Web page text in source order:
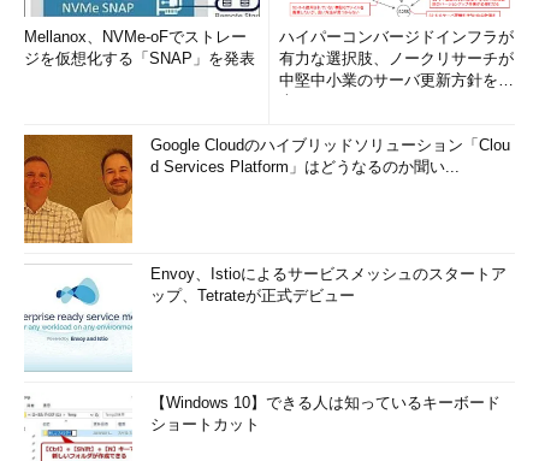
Mellanox、NVMe-oFでストレー
ジを仮想化する「SNAP」を発表
ハイパーコンバージドインフラが
有力な選択肢、ノークリサーチが
中堅中小業のサーバ更新方針を調
Google Cloudのハイブリッドソリューション「Clou
d Services Platform」はどうなるのか聞い...
Envoy、Istioによるサービスメッシュのスタートア
ップ、Tetrateが正式デビュー
【Windows 10】できる人は知っているキーボード
ショートカット